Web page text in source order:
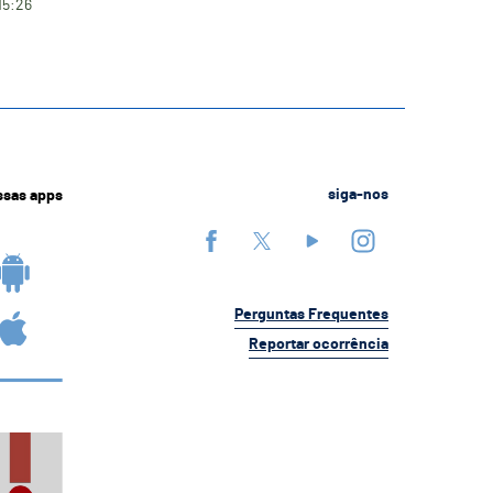
apps siga-nos
Perguntas Frequentes
Reportar ocorrência